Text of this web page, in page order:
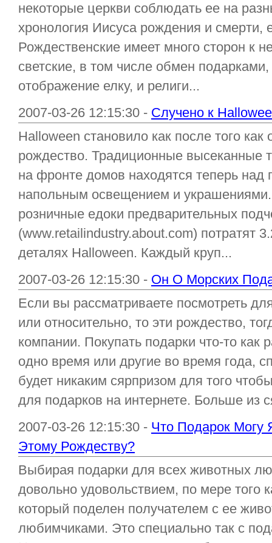
некоторые церкви соблюдать ее на
хронология Иисуса рождения и смерти,
Рождественские имеет много сторон к
светские, в том числе обмен
отображение елку, и религи...
2007-03-26 12:15:30 - Случено к
Halloween становило как после того как
рождество. Традиционные
на фронте домов находятся теперь над
напольным освещением и
розничные едоки предварительных
(www.retailindustry.about.com) потратят
деталях Halloween. Каждый круп...
2007-03-26 12:15:30 - Он О Морских
Если вы рассматриваете посмотреть
или относительно, то эти рождество,
компании. Покупать подарки что-то как
одно время или другие во время года,
будет никаким сярпризом для того
для подарков на интернете. Больше из
2007-03-26 12:15:30 - Что Подарок Могу
Этому Рождеству?
Выбирая подарки для всех животных
довольно удовольствием, по мере того
который поделен получателем с ее
любимчиками. Это специально так с